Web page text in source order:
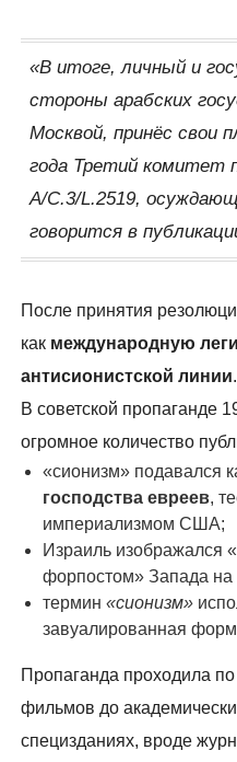
«В итоге, личный и
стороны арабских
Москвой, принёс свои
года Третий комитет
A/C.3/L.2519,
говорится в
После принятия
как международную
антисионистской линии.
В советской пропаганде
огромное количество
«сионизм» подавался
господства евреев,
империализмом США;
Израиль изображался
форпостом» Запада
термин«сионизм»
завуалированная
Пропаганда проходила
фильмов до
специзданиях, вроде